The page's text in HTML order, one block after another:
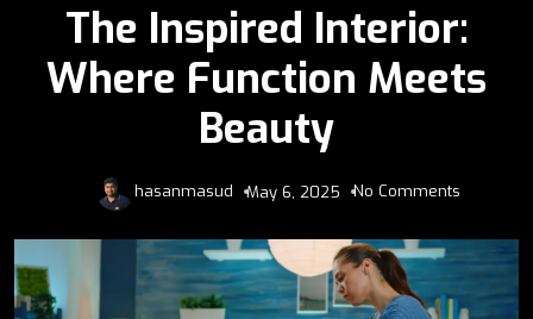
The Inspired Interior:
Where Function Meets
Beauty
hasanmasud May 6, 2025 No Comments